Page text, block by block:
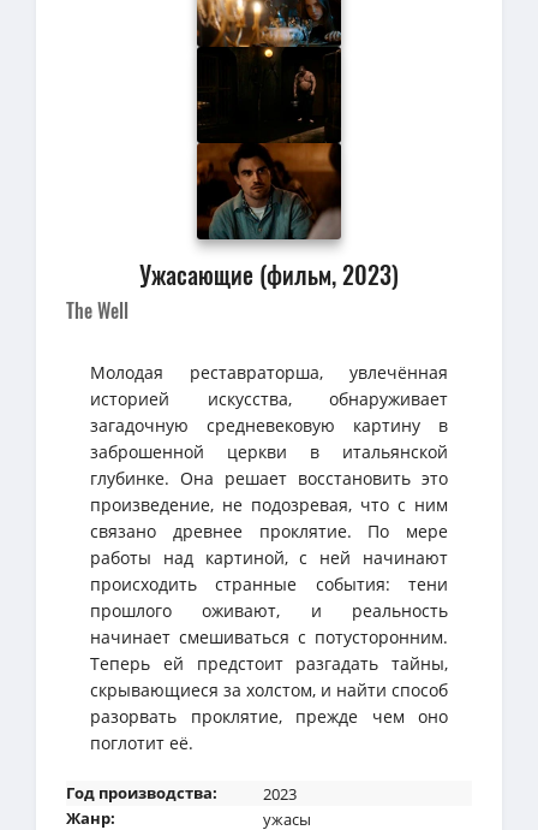
Ужасающие (фильм, 2023)
The Well
Молодая реставраторша, увлечённая
историей искусства, обнаруживает
загадочную средневековую картину в
заброшенной церкви в итальянской
глубинке. Она решает восстановить это
произведение, не подозревая, что с ним
связано древнее проклятие. По мере
работы над картиной, с ней начинают
происходить странные события: тени
прошлого оживают, и реальность
начинает смешиваться с потусторонним.
Теперь ей предстоит разгадать тайны,
скрывающиеся за холстом, и найти способ
разорвать проклятие, прежде чем оно
поглотит её.
Год производства:
2023
Жанр:
ужасы